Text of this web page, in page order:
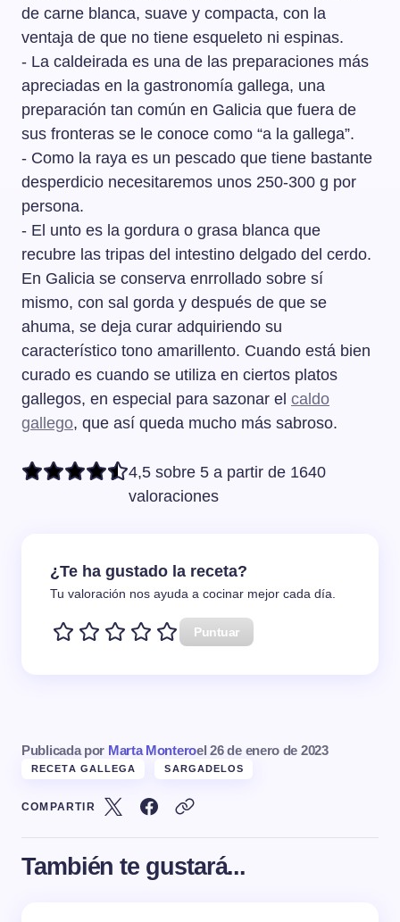
de carne blanca, suave y compacta, con la
ventaja de que no tiene esqueleto ni espinas.
- La caldeirada es una de las preparaciones más
apreciadas en la gastronomía gallega, una
preparación tan común en Galicia que fuera de
sus fronteras se le conoce como “a la gallega”.
- Como la raya es un pescado que tiene bastante
desperdicio necesitaremos unos 250-300 g por
persona.
- El unto es la gordura o grasa blanca que
recubre las tripas del intestino delgado del cerdo.
En Galicia se conserva enrrollado sobre sí
mismo, con sal gorda y después de que se
ahuma, se deja curar adquiriendo su
característico tono amarillento. Cuando está bien
curado es cuando se utiliza en ciertos platos
gallegos, en especial para sazonar el caldo
gallego, que así queda mucho más sabroso.
4,5 sobre 5 a partir de 1640
valoraciones
¿Te ha gustado la receta?
Tu valoración nos ayuda a cocinar mejor cada día.
Puntuar
Publicada por Marta Monteroel 26 de enero de 2023
RECETA GALLEGA SARGADELOS
COMPARTIR
También te gustará...